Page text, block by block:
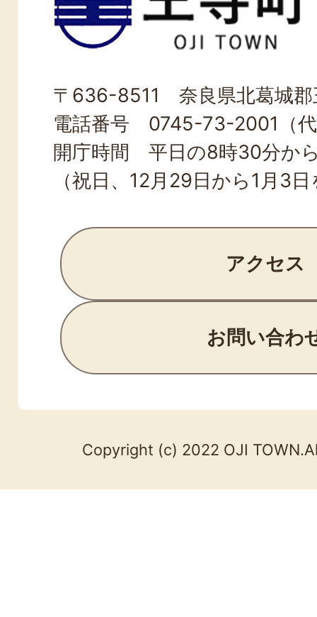
寺
町
TOWN
〒636-8511 奈良県北葛城郡
電話番号 0745-73-2001（
開庁時間 平日の8時30分か
（祝日、12月29日から1月3
アクセス
お問い合わ
Copyright (c) 2022 OJI